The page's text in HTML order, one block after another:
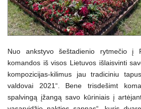
Nuo ankstyvo šeštadienio rytmečio į
komandos iš visos Lietuvos išlaisvinti
kompozicijas-kilimus jau tradiciniu
valdovai 2021“. Bene trisdešimt
spalvingą įžangą savo kūriniais į